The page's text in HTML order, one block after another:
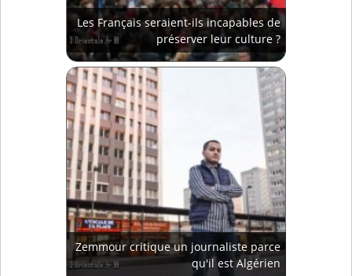
Les Français seraient-ils incapables de
préserver leur culture ?
Zemmour critique un journaliste parce
qu'il est Algérien